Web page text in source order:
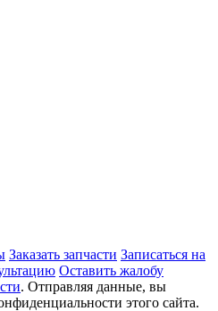
Заказать запчасти Записаться на
Оставить жалобу
. Отправляя данные, вы
этого сайта.